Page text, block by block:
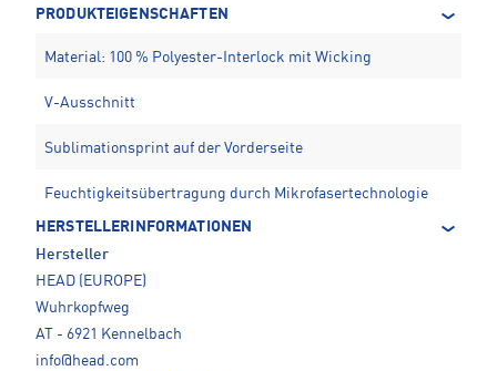
PRODUKTEIGENSCHAFTEN
Material: 100 % Polyester-Interlock mit Wicking
V-Ausschnitt
Sublimationsprint auf der Vorderseite
Feuchtigkeitsübertragung durch Mikrofasertechnologie
HERSTELLERINFORMATIONEN
Hersteller
HEAD (EUROPE)
Wuhrkopfweg
AT - 6921 Kennelbach
info@head.com